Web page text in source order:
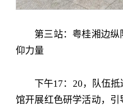
第三站：粤桂湘边
仰力量
下午17：20，队伍
馆开展红色研学活动，